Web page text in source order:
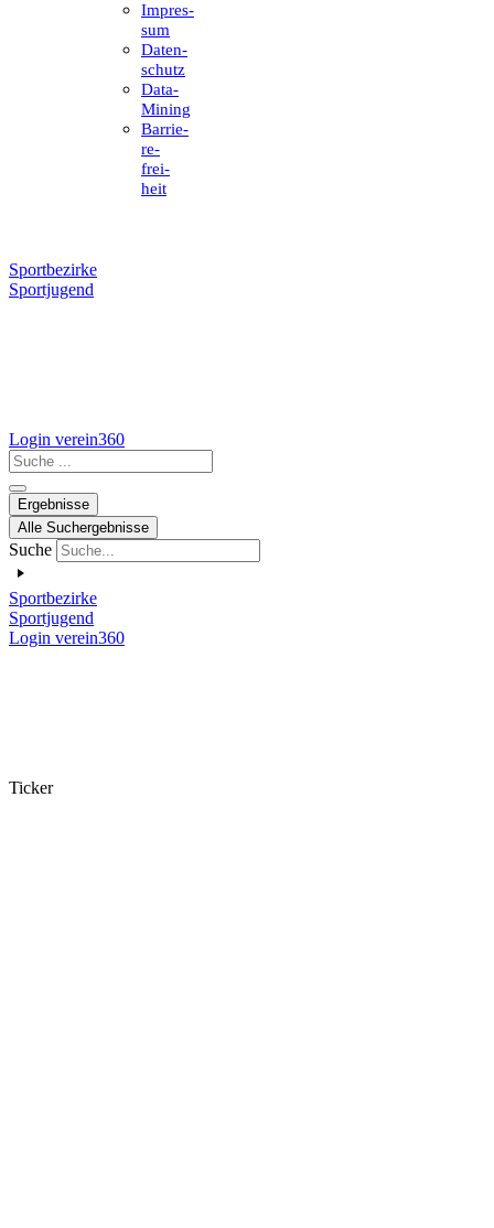
Impres­
sum
Daten­
schutz
Data-
Mining
Barrie­
re­
frei­
heit
Sportbezirke
Sportjugend
Login verein360
Search
...
Ergebnisse
Alle Suchergebnisse
Suche
Sportbezirke
Sportjugend
Login verein360
Ticker